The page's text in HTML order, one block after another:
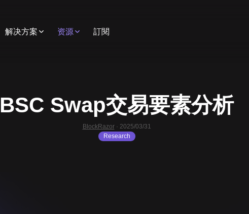
解决方案 资源 訂閱
BSC Swap交易要素分析
BlockRazor · 2025/03/31
Research